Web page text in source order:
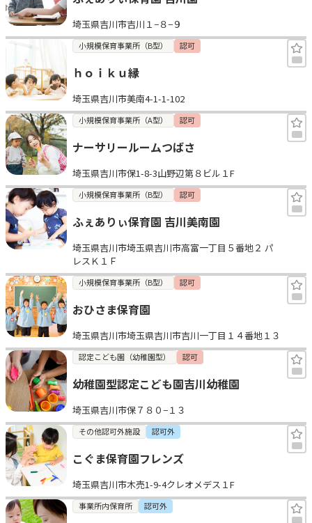
埼玉県吉川市吉川１−８−９
小規模保育事業所（B型） 認可
ｈｏｉｋｕ縁
埼玉県吉川市美南4-1-1-102
小規模保育事業所（A型） 認可
ナーサリールームつばさ
埼玉県吉川市保1-8-3山野辺第８ビル１F
小規模保育事業所（B型） 認可
ふぇありぃ保育園 吉川美南園
埼玉県吉川市埼玉県吉川市高富一丁目５番地２ パ
レスＫ１Ｆ
小規模保育事業所（B型） 認可
おひさま保育園
埼玉県吉川市埼玉県吉川市吉川一丁目１４番地１３
認定こども園（幼稚園型） 認可
幼稚園型認定こども園吉川幼稚園
埼玉県吉川市保７８０−１３
その他認可外施設 認可外
こぐま保育園フレンズ
埼玉県吉川市木売1-9-4クレオメデス１F
事業所内保育所 認可外